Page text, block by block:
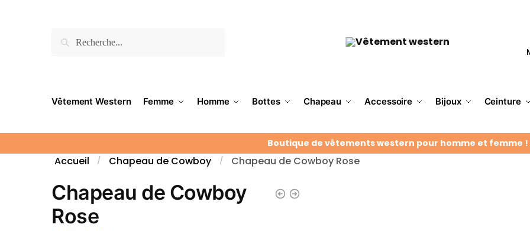
Vêtement Western Femme Homme Bottes Chapeau Accessoire Bijoux Ceinture
Boutique de vêtements western pour homme et femme !
Accueil / Chapeau de Cowboy / Chapeau de Cowboy Rose
Chapeau de Cowboy
Rose